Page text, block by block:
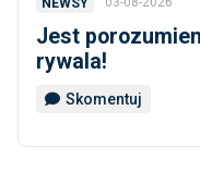
Jest
rywala!
Skomentuj